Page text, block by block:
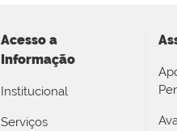
Acesso a
Informação
Institucional
Serviços